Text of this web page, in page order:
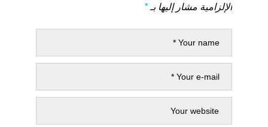
الإلزامية مشار إليها بـ*